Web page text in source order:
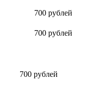
700 рублей
700 рублей
700 рублей